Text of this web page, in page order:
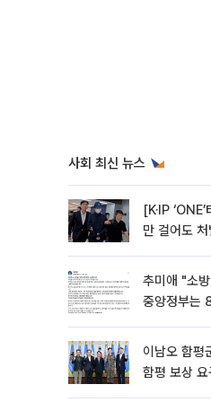
사회 최신 뉴스
[K·IP
만 걸어도
추미애 "소
중앙정부는
이남오 함평
함평 보상 요